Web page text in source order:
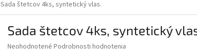
Sada štetcov 4ks, syntetický vlas.
Sada štetcov 4ks, syntetický
Priemerné
Neohodnotené Podrobnosti hodnotenia